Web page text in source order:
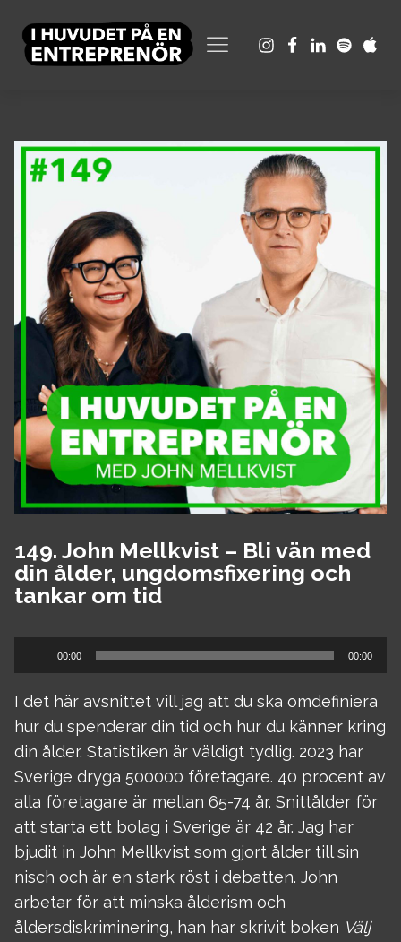
149. John Mellkvist – Bli vän med
din ålder, ungdomsfixering och
tankar om tid
Ljudspelare
00:00 00:00
I det här avsnittet vill jag att du ska omdefiniera
hur du spenderar din tid och hur du känner kring
din ålder. Statistiken är väldigt tydlig. 2023 har
Sverige dryga 500000 företagare. 40 procent av
alla företagare är mellan 65-74 år. Snittålder för
att starta ett bolag i Sverige är 42 år. Jag har
bjudit in John Mellkvist som gjort ålder till sin
nisch och är en stark röst i debatten. John
arbetar för att minska ålderism och
åldersdiskriminering, han har skrivit boken Välj